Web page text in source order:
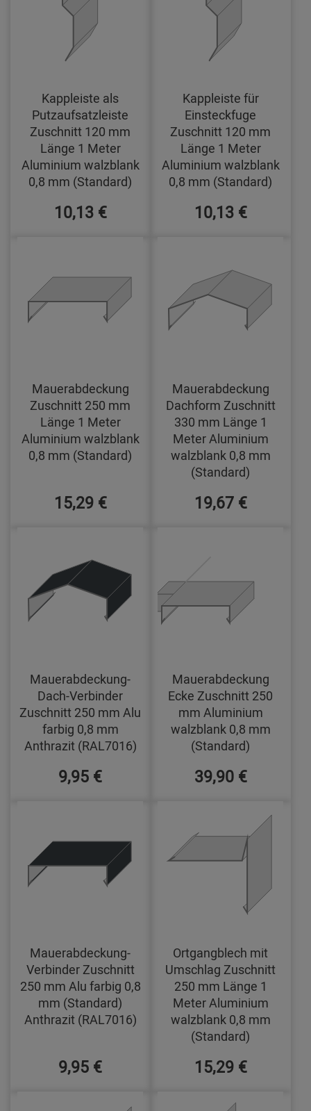
Kappleiste als
Putzaufsatzleiste
Zuschnitt 120 mm
Länge 1 Meter
Aluminium walzblank
0,8 mm (Standard)
10,13 €
Kappleiste für
Einsteckfuge
Zuschnitt 120 mm
Länge 1 Meter
Aluminium walzblank
0,8 mm (Standard)
10,13 €
Mauerabdeckung
Zuschnitt 250 mm
Länge 1 Meter
Aluminium walzblank
0,8 mm (Standard)
15,29 €
Mauerabdeckung
Dachform Zuschnitt
330 mm Länge 1
Meter Aluminium
walzblank 0,8 mm
(Standard)
19,67 €
Mauerabdeckung-
Dach-Verbinder
Zuschnitt 250 mm Alu
farbig 0,8 mm
Anthrazit (RAL7016)
9,95 €
Mauerabdeckung
Ecke Zuschnitt 250
mm Aluminium
walzblank 0,8 mm
(Standard)
39,90 €
Mauerabdeckung-
Verbinder Zuschnitt
250 mm Alu farbig 0,8
mm (Standard)
Anthrazit (RAL7016)
9,95 €
Ortgangblech mit
Umschlag Zuschnitt
250 mm Länge 1
Meter Aluminium
walzblank 0,8 mm
(Standard)
15,29 €